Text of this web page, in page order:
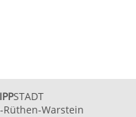
STADT
Warstein